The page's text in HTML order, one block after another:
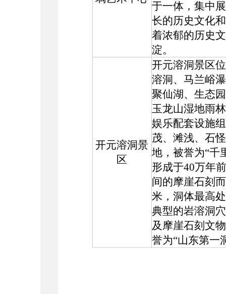
于一体，集中
长的历史文化
着浓郁的历史
淀。
开元溶洞景
区
开元溶洞景区
溶洞、马兰峪
聚仙湖、生态
玉龙山湿地雨
娱乐配套设施
茂、滩浅、石
地，被誉为“千
形成于40万年
间的摩崖石刻
米，洞体最高
典型的岩溶洞
及摩崖石刻文
誉为“山东第一